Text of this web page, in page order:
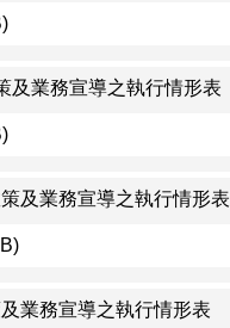
及業務宣導之執行情形表
及業務宣導之執行情形表
業務宣導之執行情形表